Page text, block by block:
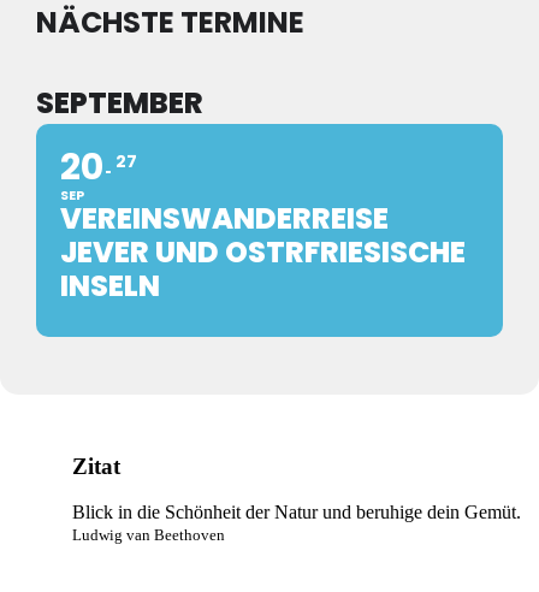
NÄCHSTE TERMINE
SEPTEMBER
20
SEP
27
VEREINSWANDERREISE
JEVER UND OSTRFRIESISCHE
INSELN
Zitat
Blick in die Schönheit der Natur und beruhige dein Gemüt.
Ludwig van Beethoven